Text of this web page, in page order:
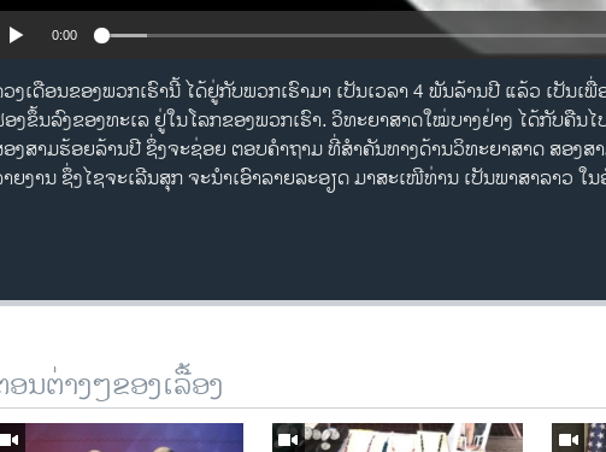
0:00
ງເດືອນຂອງພວກເຮົານີ້ ໄດ້ຢູ່ກັບພວກເຮົາມາ ເປັນເວລາ 4 ພັນລ້ານປີ ແລ້ວ ເປັນ
ງຂຶ້ນລົງຂອງທະເລ ຢູ່ໃນໂລກຂອງພວກເຮົາ. ວິທະຍາສາດໃໝ່ບາງຢ່າງ ໄດ້ກັບຄືນ
ງສາມຮ້ອຍລ້ານປີ ຊຶ່ງຈະຊ່ອຍ ຕອບຄຳຖາມ ທີ່ສຳຄັນທາງດ້ານວິທະຍາສາດ ສອງສ
ຍງານ ​ຊຶ່ງໄຊຈະເລີນສຸກ ຈະນຳເອົາລາຍ​ລະອຽດ​ ມາສະ​ເໜີ​ທ່ານ ເປັນພາສາລາວ ໃ
ອນຕ່າງໆຂອງເລື້ອງ